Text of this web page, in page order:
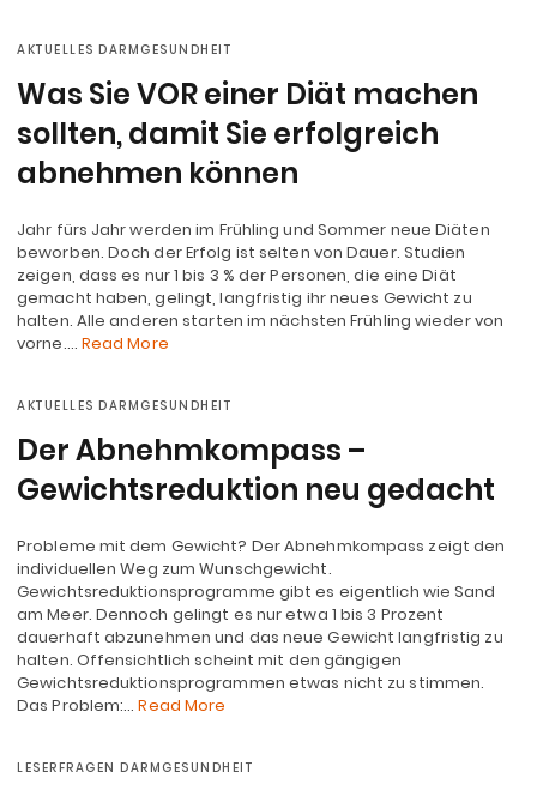
AKTUELLES DARMGESUNDHEIT
Was Sie VOR einer Diät machen
sollten, damit Sie erfolgreich
abnehmen können
Jahr fürs Jahr werden im Frühling und Sommer neue Diäten
beworben. Doch der Erfolg ist selten von Dauer. Studien
zeigen, dass es nur 1 bis 3 % der Personen, die eine Diät
gemacht haben, gelingt, langfristig ihr neues Gewicht zu
halten. Alle anderen starten im nächsten Frühling wieder von
vorne.… Read More
AKTUELLES DARMGESUNDHEIT
Der Abnehmkompass –
Gewichtsreduktion neu gedacht
Probleme mit dem Gewicht? Der Abnehmkompass zeigt den
individuellen Weg zum Wunschgewicht.
Gewichtsreduktionsprogramme gibt es eigentlich wie Sand
am Meer. Dennoch gelingt es nur etwa 1 bis 3 Prozent
dauerhaft abzunehmen und das neue Gewicht langfristig zu
halten. Offensichtlich scheint mit den gängigen
Gewichtsreduktionsprogrammen etwas nicht zu stimmen.
Das Problem:…Read More
LESERFRAGEN DARMGESUNDHEIT